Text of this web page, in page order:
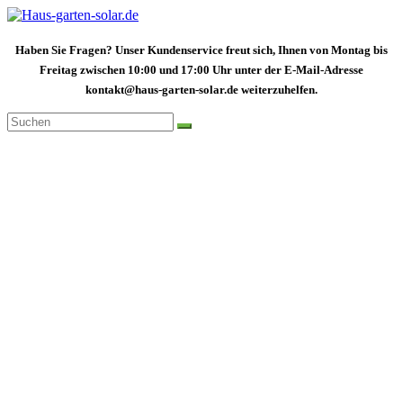
Zum
springen
Haben Sie Fragen? Unser Kundenservice freut sich, Ihnen von Montag bis
Freitag zwischen 10:00 und 17:00 Uhr unter der E-Mail-Adresse
kontakt@haus-garten-solar.de weiterzuhelfen.